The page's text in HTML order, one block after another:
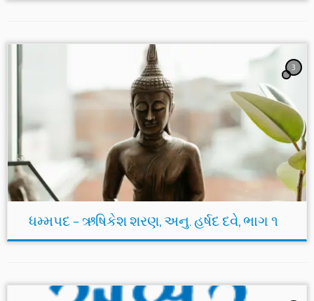
3
ધમ્મપદ – ઋષિકેશ શરણ, અનુ. હર્ષદ દવે, ભાગ ૧